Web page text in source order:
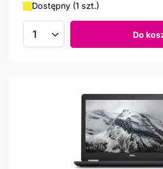
Dostępny (1 szt.)
Ilość produktów Do